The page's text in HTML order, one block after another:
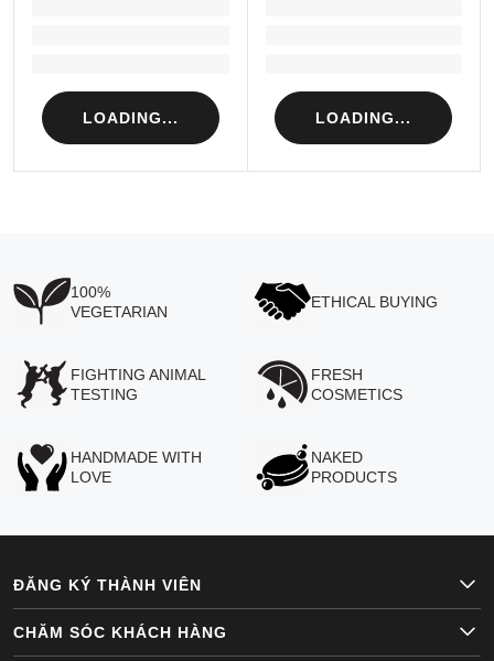
LOADING... LOADING...
100%
VEGETARIAN
ETHICAL BUYING
FIGHTING ANIMAL
TESTING
FRESH
COSMETICS
HANDMADE WITH
LOVE
NAKED
PRODUCTS
ĐĂNG KÝ THÀNH VIÊN
CHĂM SÓC KHÁCH HÀNG